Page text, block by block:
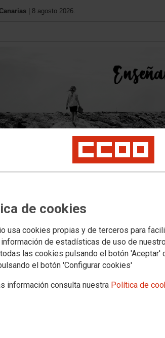
de cookies
usa cookies propias y de terceros para
de estadísticas de uso de
las cookies pulsando el botón 'Aceptar'
el botón 'Configurar cookies'
información consulta nuestra Política de
| 8 agosto 2026.
Conócenos
Política educativa Mujeres e igualdad
Actualidad
llamamiento de la